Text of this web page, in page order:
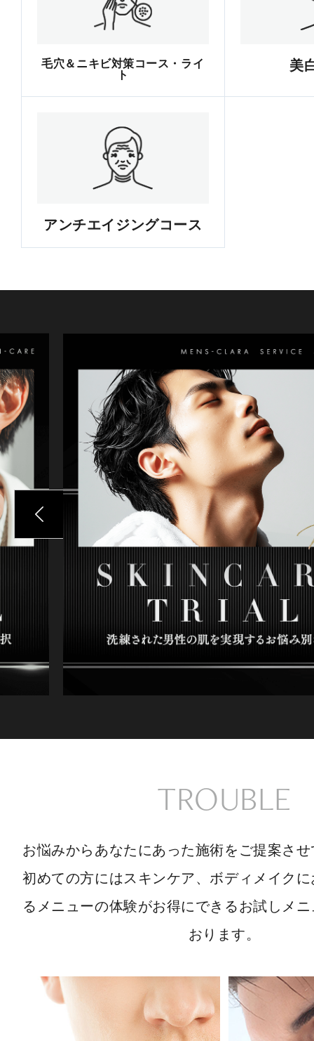
毛穴＆ニキビ対策コース・ライ
ト
美
アンチエイジングコース
TROUBLE
お悩みからあなたにあった施術をご提案さ
初めての方にはスキンケア、ボディメイク
るメニューの体験がお得にできるお試しメ
おります。